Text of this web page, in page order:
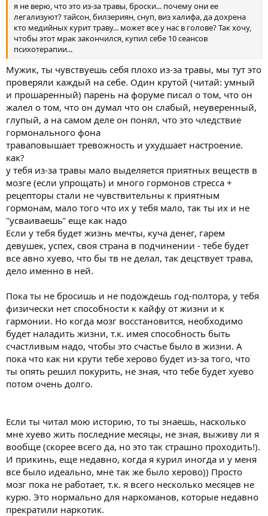
я не верю, что это из-за травы, броски... почему они ее
легализуют? тайсон, билзериян, снуп, виз халифа, да дохрена
кто медийных курит траву... может все у нас в голове? Так хочу,
чтобы этот мрак закончился, купил себе 10 сеансов
психотерапии...
Мужик, ты чувствуешь себя плохо из-за травы, мы тут это
проверяли каждый на себе. Один крутой (читай: умный
и прошаренный) парень на форуме писал о том, что он
жалел о том, что он думал что он слабый, неуверенный,
глупый, а на самом деле он понял, что это чледствие
гормонального фона
траваповышает тревожность и ухудшает настроение.
как?
у тебя из-за травы мало выделяется приятных веществ в
мозге (если упрощать) и много гормонов стресса +
рецепторы стали не чувствительны к приятным
гормонам, мало того что их у тебя мало, так ты их и не
"усваиваешь" еще как надо
Если у тебя будет жизнь мечты, куча денег, гарем
девушек, успех, своя страна в подчинении - тебе будет
все авно хуево, что бы тв не делал, так децствует трава,
дело именно в ней.
Пока ты не бросишь и не подождешь год-полтора, у тебя
физически нет способности к кайфу от жизни и к
гармонии. Но когда мозг восстановится, необходимо
будет наладить жизни, т.к. имея способность быть
счастливым надо, чтобы это счастье было в жизни. А
пока что как ни крути тебе херово будет из-за того, что
ты опять решил покурить, не зная, что тебе будет хуево
потом очень долго.
Если ты читал мою историю, то ты знаешь, насколько
мне хуево жить последние месяцы, не зная, выживу ли я
вообще (скорее всего да, но это так страшно проходить!).
И прикинь, еще недавно, когда я курил иногда и у меня
все было идеально, мне так же было херово)) Просто
мозг пока не работает, т.к. я всего несколько месяцев не
курю. Это нормально для наркоманов, которые недавно
прекратили наркотик.